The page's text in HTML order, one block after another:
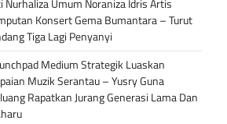
Nurhaliza Umum Noraniza Idris Artis
Konsert Gema Bumantara – Turut
Tiga Lagi Penyanyi
Medium Strategik Luaskan
Muzik Serantau – Yusry Guna
Rapatkan Jurang Generasi Lama Dan